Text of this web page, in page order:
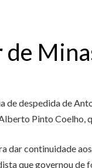
despedida de
Pinto
continuidade
que governou de